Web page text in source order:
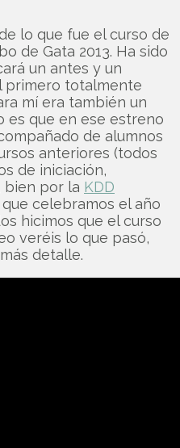
lo que fue el curso de
de Gata 2013. Ha sido
un antes y un
primero totalmente
mí era también un
es que en ese estreno
de alumnos
anteriores (todos
de iniciación,
bien por la KDD
que celebramos el año
hicimos que el curso
veréis lo que pasó,
detalle.